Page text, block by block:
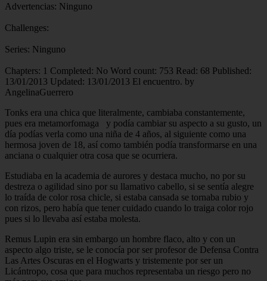
Advertencias: Ninguno
Challenges:
Series: Ninguno
Chapters: 1 Completed: No Word count: 753 Read: 68 Published:
13/01/2013 Updated: 13/01/2013 El encuentro. by
AngelinaGuerrero
Tonks era una chica que literalmente, cambiaba constantemente,
pues era metamorfomaga y podía cambiar su aspecto a su gusto, un
día podías verla como una niña de 4 años, al siguiente como una
hermosa joven de 18, así como también podía transformarse en una
anciana o cualquier otra cosa que se ocurriera.
Estudiaba en la academia de aurores y destaca mucho, no por su
destreza o agilidad sino por su llamativo cabello, si se sentía alegre
lo traída de color rosa chicle, si estaba cansada se tornaba rubio y
con rizos, pero había que tener cuidado cuando lo traiga color rojo
pues si lo llevaba así estaba molesta.
Remus Lupin era sin embargo un hombre flaco, alto y con un
aspecto algo triste, se le conocía por ser profesor de Defensa Contra
Las Artes Oscuras en el Hogwarts y tristemente por ser un
Licántropo, cosa que para muchos representaba un riesgo pero no